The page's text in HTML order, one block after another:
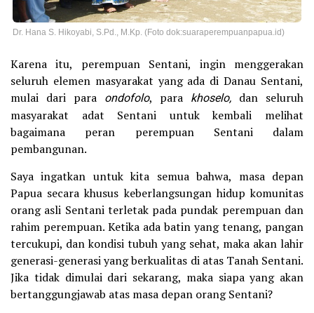
Dr. Hana S. Hikoyabi, S.Pd., M.Kp. (Foto dok:suaraperempuanpapua.id)
Karena itu, perempuan Sentani, ingin menggerakan
seluruh elemen masyarakat yang ada di Danau Sentani,
mulai dari para ondofolo, para khoselo, dan seluruh
masyarakat adat Sentani untuk kembali melihat
bagaimana peran perempuan Sentani dalam
pembangunan.
Saya ingatkan untuk kita semua bahwa, masa depan
Papua secara khusus keberlangsungan hidup komunitas
orang asli Sentani terletak pada pundak perempuan dan
rahim perempuan. Ketika ada batin yang tenang, pangan
tercukupi, dan kondisi tubuh yang sehat, maka akan lahir
generasi-generasi yang berkualitas di atas Tanah Sentani.
Jika tidak dimulai dari sekarang, maka siapa yang akan
bertanggungjawab atas masa depan orang Sentani?